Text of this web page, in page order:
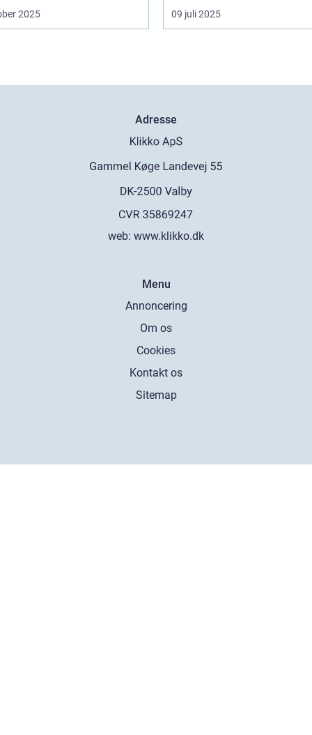
2025 09 juli 2025
Adresse
web: www.klikko.dk
Menu
Annoncering
Om os
Cookies
Kontakt os
Sitemap